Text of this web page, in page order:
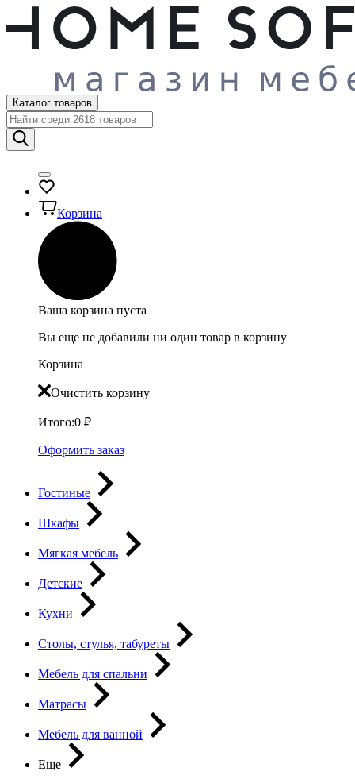
Каталог товаров
Корзина
Ваша корзина пуста
Вы еще не добавили ни один товар в корзину
Корзина
Очистить корзину
Итого:0 ₽
Оформить заказ
Гостиные
Шкафы
Мягкая мебель
Детские
Кухни
Столы, стулья, табуреты
Мебель для спальни
Матрасы
Мебель для ванной
Еще